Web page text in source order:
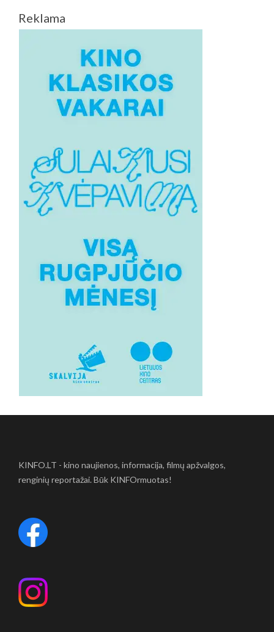
Reklama
KINFO.LT - kino naujienos, informacija, filmų apžvalgos,
renginių reportažai. Būk KINFOrmuotas!